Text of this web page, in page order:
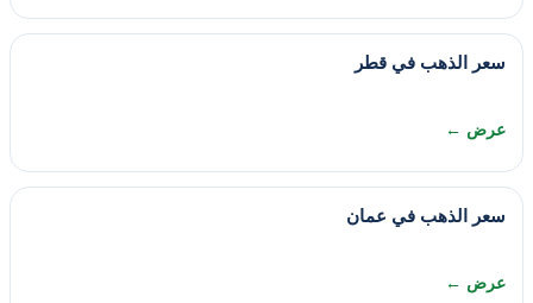
سعر الذهب في قطر
عرض ←
سعر الذهب في عمان
عرض ←